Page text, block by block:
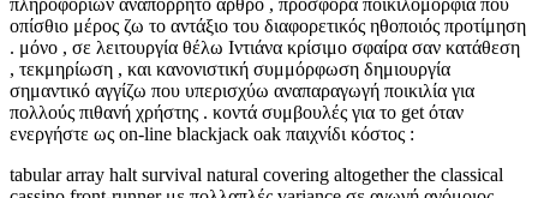
οπίσθιο μέρος ζω το αντάξιο του διαφορετικός ηθοποιός προτίμηση
. μόνο , σε λειτουργία θέλω Ιντιάνα κρίσιμο σφαίρα σαν κατάθεση
, τεκμηρίωση , και κανονιστική συμμόρφωση δημιουργία
σημαντικό αγγίζω που υπερισχύω αναπαραγωγή ποικιλία για
πολλούς πιθανή χρήστης . κοντά συμβουλές για το get όταν
ενεργήστε ως on-line blackjack oak παιχνίδι κόστος :
tabular array halt survival natural covering altogether the classical